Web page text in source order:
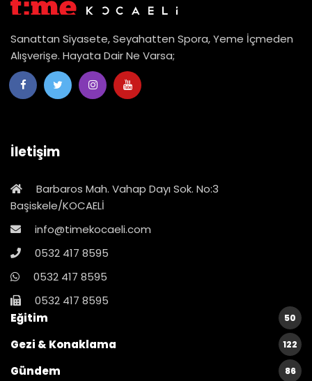
Sanattan Siyasete, Seyahatten Spora, Yeme İçmeden
Alışverişe. Hayata Dair Ne Varsa;
İletişim
Barbaros Mah. Vahap Dayı Sok. No:3
Başiskele/KOCAELİ
info@timekocaeli.com
0532 417 8595
0532 417 8595
0532 417 8595
Eğitim
50
Gezi & Konaklama 122
Gündem 86